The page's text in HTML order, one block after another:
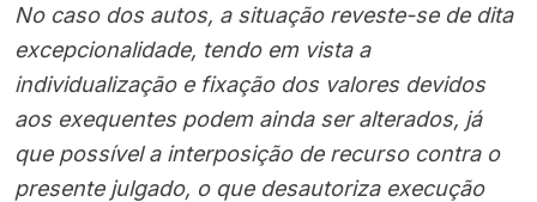
No caso dos autos, a situação reveste-se de dita
excepcionalidade, tendo em vista a
individualização e fixação dos valores devidos
aos exequentes podem ainda ser alterados, já
que possível a interposição de recurso contra o
presente julgado, o que desautoriza execução